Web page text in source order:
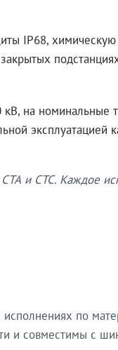
IP68,
на
эксплуатацией
и СТС. Каждое
исполнениях по
и совместимы с